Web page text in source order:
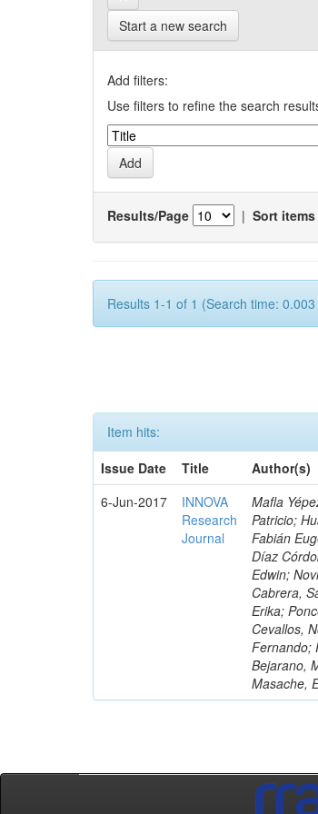
Start a new search
Add filters:
Use filters to refine the search
Results/Page | Sort
Results 1-1 of 1 (Search time:
Item hits:
Issue Date
Title
Author(s)
6-Jun-2017
INNOVA
Research
Journal
Mafla
Patricio;
Fabián
Díaz
Edwin;
Cabrera,
Erika;
Cevallos,
Fernando;
Bejarano,
Masache,